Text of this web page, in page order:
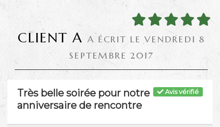
CLIENT A A ÉCRIT LE VENDREDI 8
SEPTEMBRE 2017
Avis vérifié
Très belle soirée pour notre
anniversaire de rencontre